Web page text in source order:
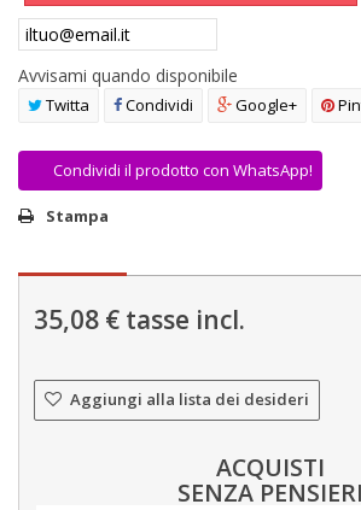
AREA RIVENDITORI
DICONO DI NOI
Avvisami quando disponibile
Twitta Condividi Google+
Condividi il prodotto con WhatsApp!
Stampa
35,08 € tasse incl.
Aggiungi alla lista dei desideri
ACQUISTI
SENZA PENSIERI